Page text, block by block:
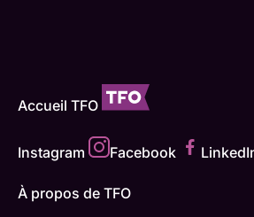
Accueil TFO
Instagram Facebook
À propos de TFO